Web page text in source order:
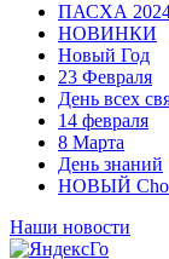
ПАСХА
НОВИНКИ
Новый Год
23 Февраля
День всех
14 февраля
8 Марта
День знаний
НОВЫЙ
Наши новости